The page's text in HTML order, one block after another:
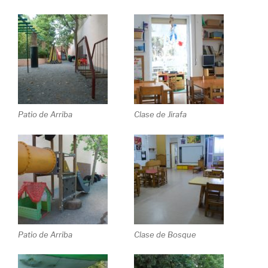
Patio de Arriba Clase de Jirafa
Patio de Arriba Clase de Bosque